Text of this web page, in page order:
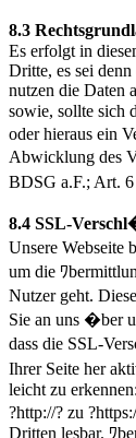
8.3
Es erfolgt in
Dritte, es sei
nutzen die Daten
sowie, sollte sich
oder hieraus ein
Abwicklung des
BDSG a.F.; Art.
8.4 SSL-
Unsere Webseite
um die ﾜ
Nutzer geht.
Sie an uns �ber
dass die SSL-
Ihrer Seite her
leicht zu
?http://? zu
Dritten lesbar. ﾜ